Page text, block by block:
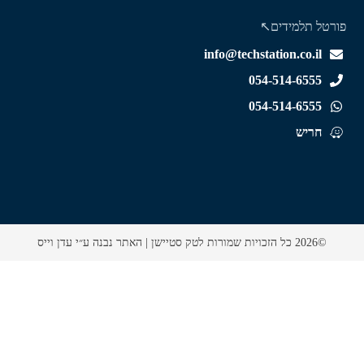
info@techstation.co.il
054-514-6555
054-514-6555
חריש
תלמידים↖️
האתר נבנה ע״י עדן וייס